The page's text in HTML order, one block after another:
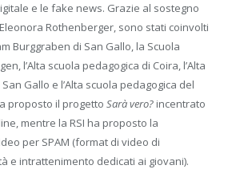
e le fake news. Grazie al sostegno
Rothenberger, sono stati coinvolti
Burggraben di San Gallo, la Scuola
l’Alta scuola pedagogica di Coira, l’Alta
Gallo e l’Alta scuola pedagogica del
proposto il progetto Sarà vero? incentrato
mentre la RSI ha proposto la
per SPAM (format di video di
e intrattenimento dedi­cati ai giovani).